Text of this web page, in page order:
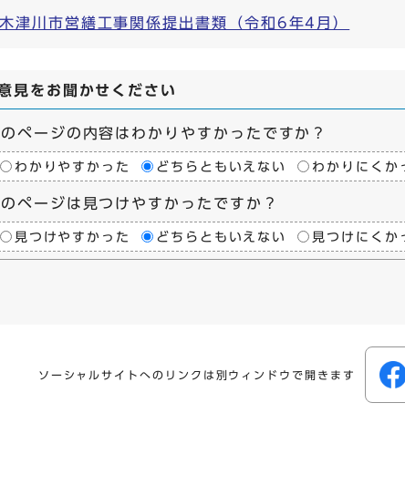
木津川市営繕工事関係提出書類（令和6年4月）
見をお聞かせください
ページの内容はわかりやすかったですか？
わかりやすかった どちらともいえない わかりにくか
ページは見つけやすかったですか？
見つけやすかった どちらともいえない 見つけにくか
ソーシャルサイトへのリンクは別ウィンドウで開きます